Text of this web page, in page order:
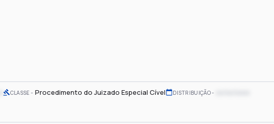
CLASSE Procedimento do Juizado Especial Cível DISTRIBUIÇÃO